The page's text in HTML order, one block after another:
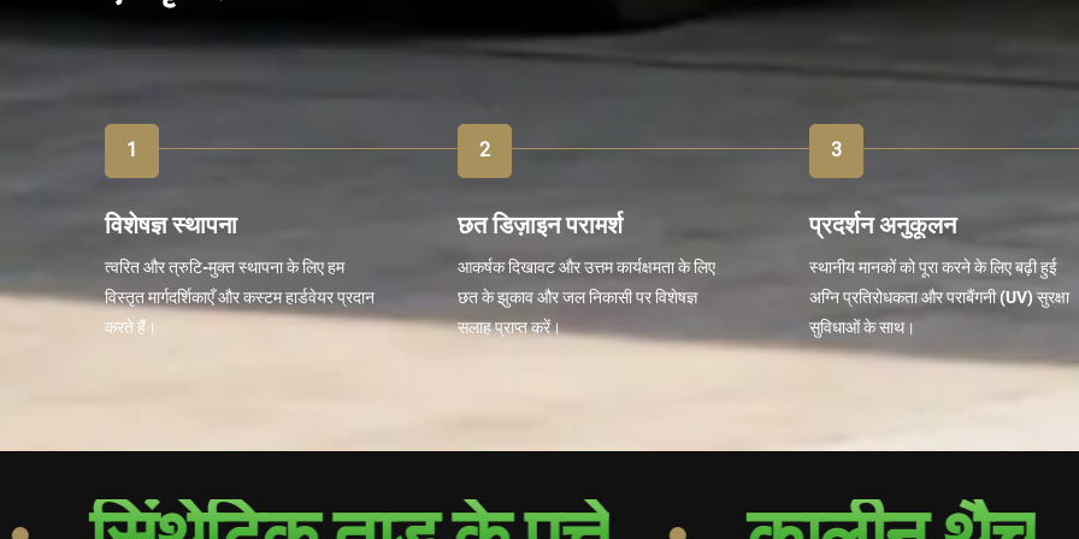
विशेषज्ञ स्थापना
त्वरित और त्रुटि-मुक्त स्थापना के लिए हम
विस्तृत मार्गदर्शिकाएँ और कस्टम हार्डवेयर प्रदान
करते हैं।
छत डिज़ाइन परामर्श
आकर्षक दिखावट और उत्तम कार्यक्षमता के लिए
छत के झुकाव और जल निकासी पर विशेषज्ञ
सलाह प्राप्त करें।
प्रदर्शन अनुकूलन
स्थानीय मानकों को पूरा करने के लिए बढ़ी हुई
अग्नि प्रतिरोधकता और पराबैंगनी (UV) सुरक्षा
सुविधाओं के साथ।